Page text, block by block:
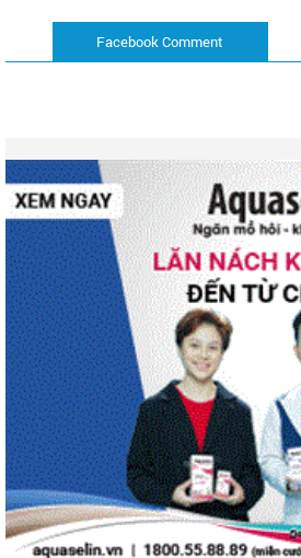
Facebook Comment